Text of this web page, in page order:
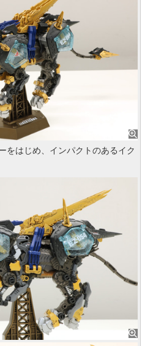
をはじめ、インパクトのあるイク